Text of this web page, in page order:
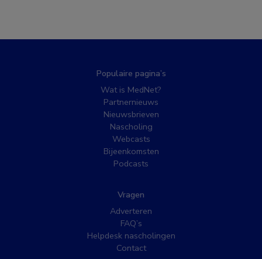
Populaire pagina’s
Wat is MedNet?
Partnernieuws
Nieuwsbrieven
Nascholing
Webcasts
Bijeenkomsten
Podcasts
Vragen
Adverteren
FAQ’s
Helpdesk nascholingen
Contact